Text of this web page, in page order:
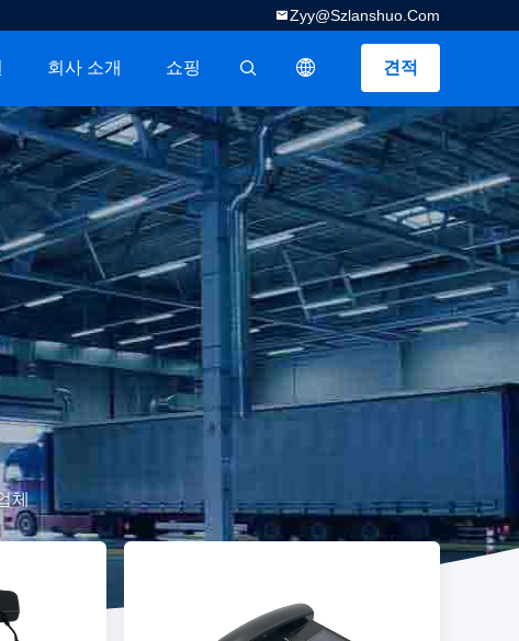
Zyy@szlanshuo.com
견적
描述
회사 소개 쇼핑
체